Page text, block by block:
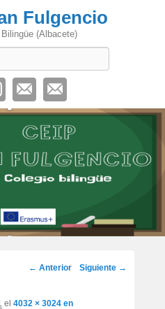
Fulgencio
(Albacete)
Navegación
← Anterior Siguiente →
el 4032 × 3024 en